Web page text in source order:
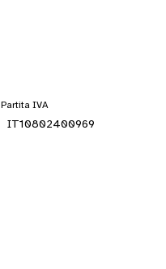
Partita IVA
IT10802400969